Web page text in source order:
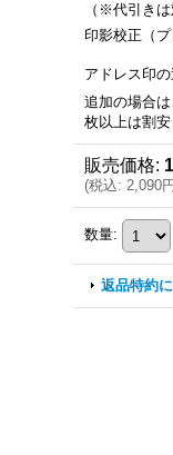
（※代引き
印影校正（プ
アドレス印
追加の場合
枚以上は割安
販売価格:
(税込: 2,090円
数量:
返品特約